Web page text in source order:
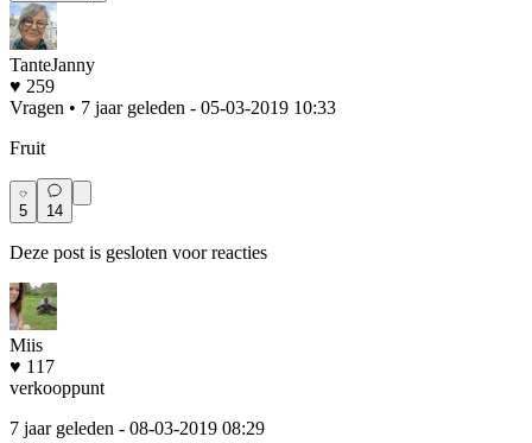
TanteJanny
♥ 259
Vragen • 7 jaar geleden - 05-03-2019 10:33
Fruit
5 14
Deze post is gesloten voor reacties
Miis
♥ 117
verkooppunt
7 jaar geleden - 08-03-2019 08:29